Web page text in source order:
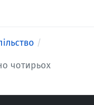
чотирьох